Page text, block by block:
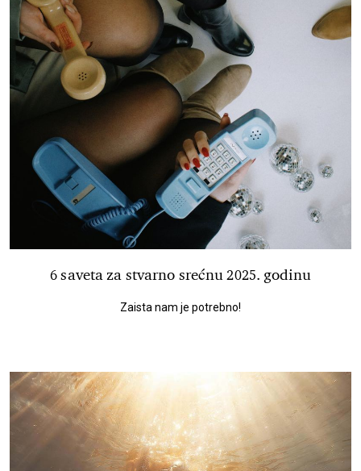
6 saveta za stvarno srećnu 2025. godinu
Zaista nam je potrebno!